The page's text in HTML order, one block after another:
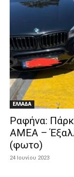
ΕΛΛΑΔΑ
Ραφήνα:
ΑΜΕΑ –
(φωτο)
24 Ιουνίου 2023